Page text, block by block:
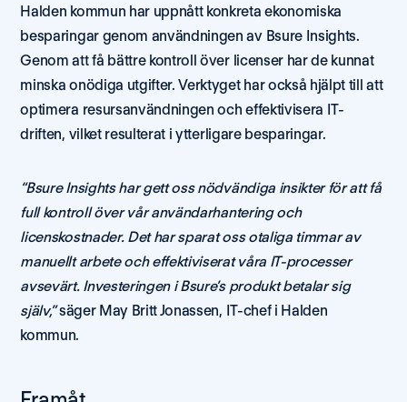
Halden kommun har uppnått konkreta ekonomiska
besparingar genom användningen av Bsure Insights.
Genom att få bättre kontroll över licenser har de kunnat
minska onödiga utgifter. Verktyget har också hjälpt till att
optimera resursanvändningen och effektivisera IT-
driften, vilket resulterat i ytterligare besparingar.
“Bsure Insights har gett oss nödvändiga insikter för att få
full kontroll över vår användarhantering och
licenskostnader. Det har sparat oss otaliga timmar av
manuellt arbete och effektiviserat våra IT-processer
avsevärt. Investeringen i Bsure’s produkt betalar sig
själv,” säger May Britt Jonassen, IT-chef i Halden
kommun.